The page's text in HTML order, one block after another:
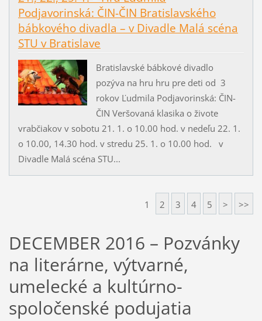
Podjavorinská: ČIN-ČIN Bratislavského
bábkového divadla – v Divadle Malá scéna
STU v Bratislave
Bratislavské bábkové divadlo
pozýva na hru hru pre deti od 3
rokov Ľudmila Podjavorinská: ČIN-
ČIN Veršovaná klasika o živote
vrabčiakov v sobotu 21. 1. o 10.00 hod. v nedeľu 22. 1.
o 10.00, 14.30 hod. v stredu 25. 1. o 10.00 hod. v
Divadle Malá scéna STU...
1 2 3 4 5 > >>
DECEMBER 2016 – Pozvánky
na literárne, výtvarné,
umelecké a kultúrno-
spoločenské podujatia